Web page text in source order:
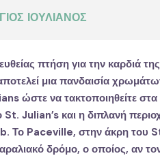
ΙΟΥΛΙΑΝΟΣ
πτήση για την καρδιά
μια πανδαισία
ώστε να τακτοποιηθείτε
St. Julian’s και η διπλανή
Το Paceville, στην άκρη του
δρόμο, ο οποίος, αν